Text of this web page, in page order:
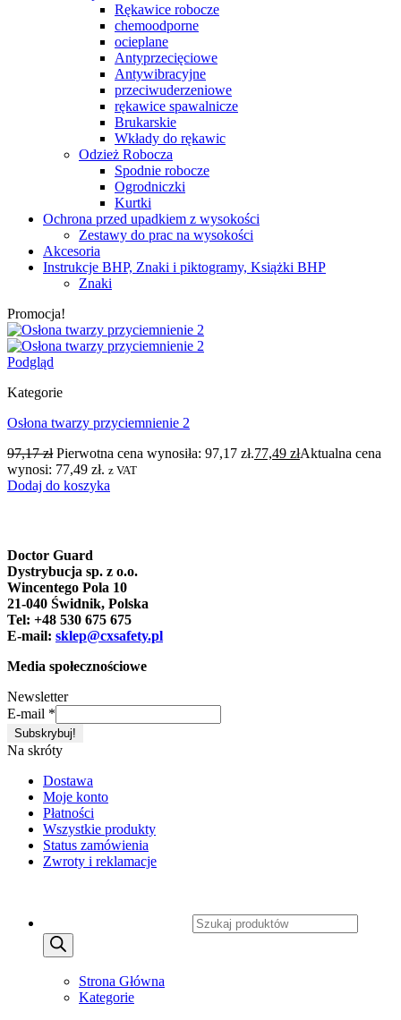
Rękawice robocze
chemoodporne
ocieplane
Antyprzecięciowe
Antywibracyjne
przeciwuderzeniowe
rękawice spawalnicze
Brukarskie
Wkłady do rękawic
Odzież Robocza
Spodnie robocze
Ogrodniczki
Kurtki
Ochrona przed upadkiem z wysokości
Zestawy do prac na wysokości
Akcesoria
Instrukcje BHP, Znaki i piktogramy, Książki BHP
Znaki
Promocja!
Podgląd
Kategorie
Osłona twarzy przyciemnienie 2
97,17zł Pierwotna cena wynosiła: 97,17 zł.77,49 złAktualna cena
wynosi: 77,49 zł. z VAT
Dodaj do koszyka
Doctor Guard
Dystrybucja sp. z o.o.
Wincentego Pola 10
21-040 Świdnik, Polska
Tel: +48 530 675 675
E-mail: sklep@cxsafety.pl
Media społecznościowe
Newsletter
E-mail *
Na skróty
Dostawa
Moje konto
Płatności
Wszystkie produkty
Status zamówienia
Zwroty i reklamacje
Strona Główna
Kategorie